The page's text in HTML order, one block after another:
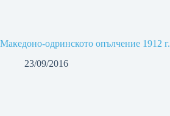
Македоно-одринското опълчение 1912 г.
23/09/2016